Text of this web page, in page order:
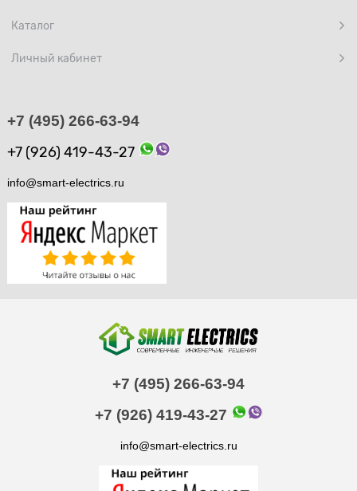
Каталог
Личный кабинет
+7 (495) 266-63-94
+7 (926) 419-43-27
info@smart-electrics.ru
+7 (495) 266-63-94
+7 (926) 419-43-27
info@smart-electrics.ru